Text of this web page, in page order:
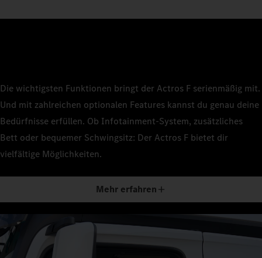
Die wichtigsten Funktionen bringt der Actros F serienmäßig mit.
Und mit zahlreichen optionalen Features kannst du genau deine
Bedürfnisse erfüllen. Ob Infotainment-System, zusätzliches
Bett oder bequemer Schwingsitz: Der Actros F bietet dir
vielfältige Möglichkeiten.
Mehr erfahren